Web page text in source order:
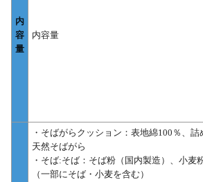
内
容
量
内容量
・そばがらクッション：表地綿100％、詰
天然そばがら
・そば:そば：そば粉（国内製造）、小麦粉
（一部にそば・小麦を含む）